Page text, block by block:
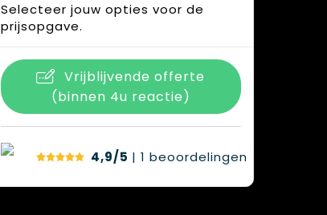
Selecteer jouw opties voor de
prijsopgave.
Vrijblijvende offerte
(binnen 4u reactie)
4,9/5 | 1 beoordelingen